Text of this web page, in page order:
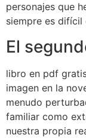
personajes que
siempre es difícil
El
libro en pdf
imagen en la
menudo
familiar como
nuestra propia